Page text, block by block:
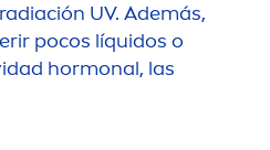
UV. Además,
pocos líquidos o
hormonal, las